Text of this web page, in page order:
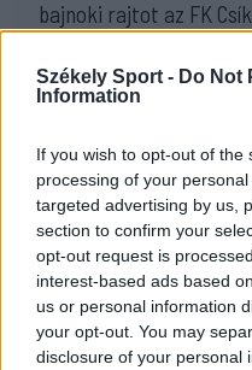
Székely Sport - Do Not
Information
If you wish to opt-out of
processing of your
targeted advertising by us,
section to confirm your
opt-out request is
interest-based ads based
us or personal information
your opt-out. You may
disclosure of your personal
bajnoki rajtot az FK
Visszavonul a
kapus
13:39
Szembementek a
Csíkszereda kilóg a
MÉG